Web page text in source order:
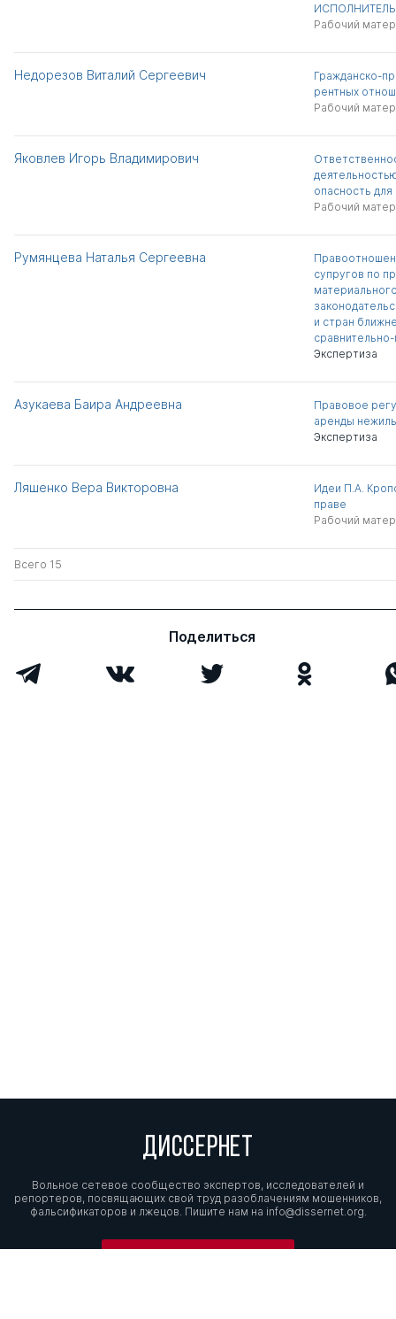
Рабочий
Недорезов Виталий Сергеевич
Гражданско-
рентных
Рабочий
Яковлев Игорь Владимирович
опасность
Рабочий
Румянцева Наталья Сергеевна
супругов по
и стран
Экспертиза
Азукаева Баира Андреевна
Правовое
аренды
Экспертиза
Ляшенко Вера Викторовна
Идеи П.А.
праве
Рабочий
Всего 15
Поделиться
ДИССЕРНЕТ
Вольное сетевое сообщество экспертов, исследователей и
репортеров, посвящающих свой труд разоблачениям мошенников,
фальсификаторов и лжецов. Пишите нам на info@dissernet.org.